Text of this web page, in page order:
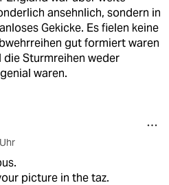
ansehnlich, sondern in
Gekicke. Es fielen keine
gut formiert waren
die Sturmreihen weder
waren.
picture in the taz.